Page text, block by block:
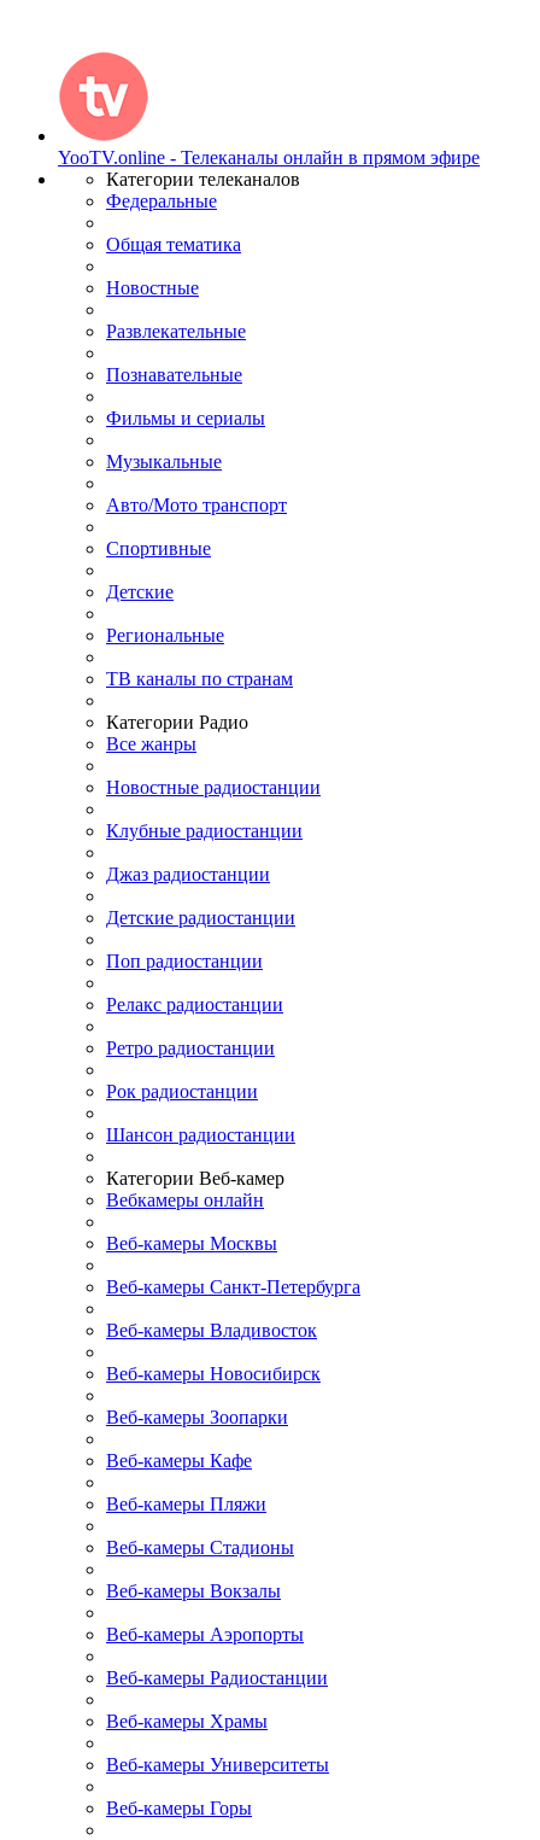
YooTV.online - Телеканалы онлайн в прямом эфире
Категории телеканалов
Федеральные
Общая тематика
Новостные
Развлекательные
Познавательные
Фильмы и сериалы
Музыкальные
Авто/Мото транспорт
Спортивные
Детские
Региональные
ТВ каналы по странам
Категории Радио
Все жанры
Новостные радиостанции
Клубные радиостанции
Джаз радиостанции
Детские радиостанции
Поп радиостанции
Релакс радиостанции
Ретро радиостанции
Рок радиостанции
Шансон радиостанции
Категории Веб-камер
Вебкамеры онлайн
Веб-камеры Москвы
Веб-камеры Санкт-Петербурга
Веб-камеры Владивосток
Веб-камеры Новосибирск
Веб-камеры Зоопарки
Веб-камеры Кафе
Веб-камеры Пляжи
Веб-камеры Стадионы
Веб-камеры Вокзалы
Веб-камеры Аэропорты
Веб-камеры Радиостанции
Веб-камеры Храмы
Веб-камеры Университеты
Веб-камеры Горы